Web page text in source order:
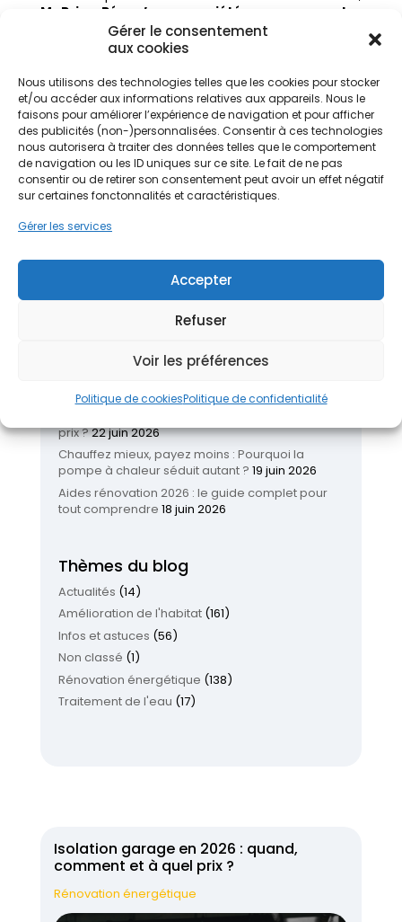
Gérer le consentement
aux cookies
Nous utilisons des technologies telles que les cookies pour stocker
et/ou accéder aux informations relatives aux appareils. Nous le
faisons pour améliorer l’expérience de navigation et pour afficher
des publicités (non-)personnalisées. Consentir à ces technologies
nous autorisera à traiter des données telles que le comportement
de navigation ou les ID uniques sur ce site. Le fait de ne pas
consentir ou de retirer son consentement peut avoir un effet négatif
sur certaines fonctonnalités et caractéristiques.
Gérer les services
Accepter
Refuser
Voir les préférences
Politique de cookiesPolitique de confidentialité
MaPrimeRénov’ copropriété
les
aides de l’Anah . Qui permettent aux
modestescomme aux
performance. Ainsi, qu’il s’agisse d’une
rénovation d’ampleur ou de simplestravaux
d’amélioration. Chaqueprojet de rénovation
énergétiquecontribue à transformer une
passoire énergétiqueen logement économe,
plus confortable et durable.
Articles récents
Réinventer son logement : les nouvelles
quel prix ?24 juin 2026
prix ?22 juin 2026
Chauffez mieux, payez moins : Pourquoi la
pompe à chaleur séduit autant ? 19 juin 2026
Aides rénovation 2026 : le guide complet pour
tout comprendre 18 juin 2026
Thèmes du blog
Actualités (14)
Amélioration de l'habitat(161)
Infos et astuces (56)
Non classé (1)
Rénovation énergétique (138)
Traitement de l'eau (17)
Isolation garage en 2026 : quand,
comment et à quel prix ?
Rénovation énergétique